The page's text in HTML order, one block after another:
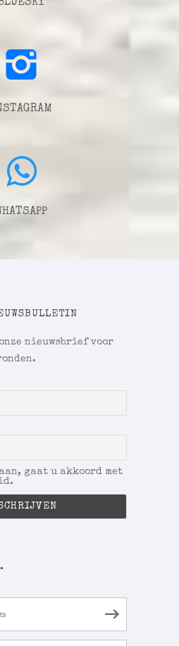
nieuwsbrief voor
gaat u akkoord met